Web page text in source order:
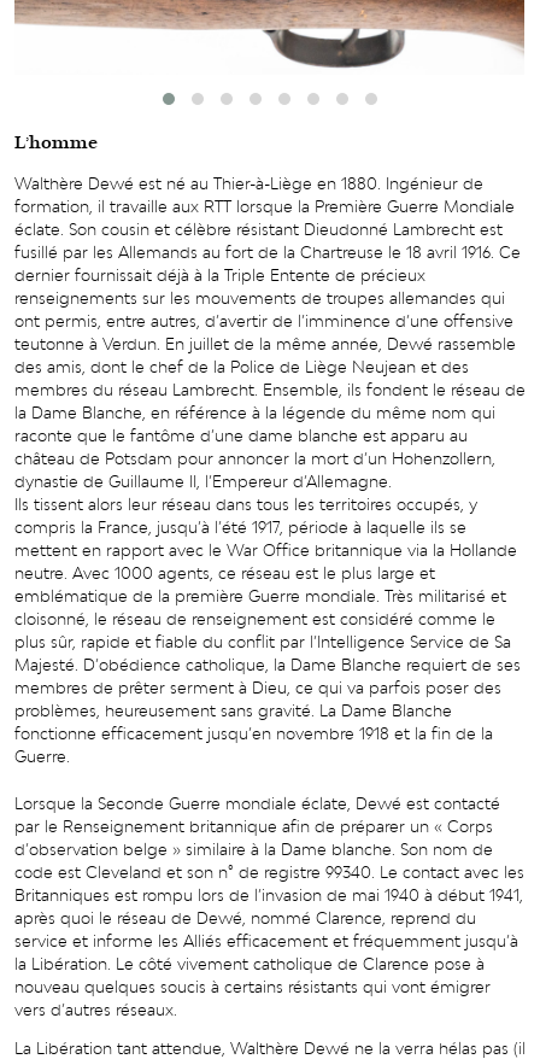
L’homme
Walthère Dewé est né au Thier-à-Liège en 1880. Ingénieur de
formation, il travaille aux RTT lorsque la Première Guerre Mondiale
éclate. Son cousin et célèbre résistant Dieudonné Lambrecht est
fusillé par les Allemands au fort de la Chartreuse le 18 avril 1916. Ce
dernier fournissait déjà à la Triple Entente de précieux
renseignements sur les mouvements de troupes allemandes qui
ont permis, entre autres, d’avertir de l’imminence d’une offensive
teutonne à Verdun. En juillet de la même année, Dewé rassemble
des amis, dont le chef de la Police de Liège Neujean et des
membres du réseau Lambrecht. Ensemble, ils fondent le réseau de
la Dame Blanche, en référence à la légende du même nom qui
raconte que le fantôme d’une dame blanche est apparu au
château de Potsdam pour annoncer la mort d’un Hohenzollern,
dynastie de Guillaume II, l’Empereur d’Allemagne.
Ils tissent alors leur réseau dans tous les territoires occupés, y
compris la France, jusqu’à l’été 1917, période à laquelle ils se
mettent en rapport avec le War Office britannique via la Hollande
neutre. Avec 1000 agents, ce réseau est le plus large et
emblématique de la première Guerre mondiale. Très militarisé et
cloisonné, le réseau de renseignement est considéré comme le
plus sûr, rapide et fiable du conflit par l’Intelligence Service de Sa
Majesté. D’obédience catholique, la Dame Blanche requiert de ses
membres de prêter serment à Dieu, ce qui va parfois poser des
problèmes, heureusement sans gravité. La Dame Blanche
fonctionne efficacement jusqu’en novembre 1918 et la fin de la
Guerre.
Lorsque la Seconde Guerre mondiale éclate, Dewé est contacté
par le Renseignement britannique afin de préparer un « Corps
d’observation belge » similaire à la Dame blanche. Son nom de
code est Cleveland et son n° de registre 99340. Le contact avec les
Britanniques est rompu lors de l’invasion de mai 1940 à début 1941,
après quoi le réseau de Dewé, nommé Clarence, reprend du
service et informe les Alliés efficacement et fréquemment jusqu’à
la Libération. Le côté vivement catholique de Clarence pose à
nouveau quelques soucis à certains résistants qui vont émigrer
vers d’autres réseaux.
La Libération tant attendue, Walthère Dewé ne la verra hélas pas (il